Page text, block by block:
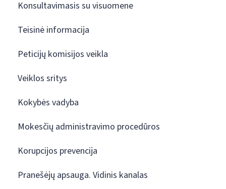
Konsultavimasis su visuomene
Teisinė informacija
Peticijų komisijos veikla
Veiklos sritys
Kokybės vadyba
Mokesčių administravimo procedūros
Korupcijos prevencija
Pranešėjų apsauga. Vidinis kanalas